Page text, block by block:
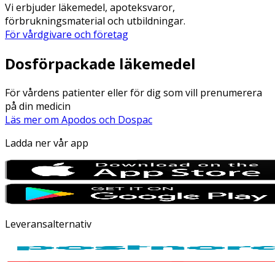
Vi erbjuder läkemedel, apoteksvaror,
förbrukningsmaterial och utbildningar.
För vårdgivare och företag
Dosförpackade läkemedel
För vårdens patienter eller för dig som vill prenumerera
på din medicin
Läs mer om Apodos och Dospac
Ladda ner vår app
Leveransalternativ